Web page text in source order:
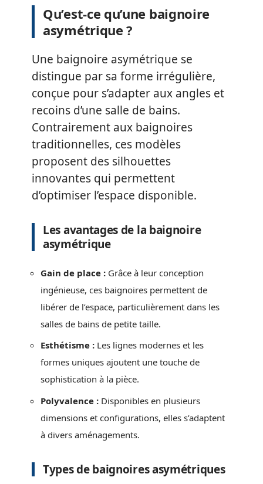
Qu’est-ce qu’une baignoire
asymétrique ?
Une baignoire asymétrique se
distingue par sa forme irrégulière,
conçue pour s’adapter aux angles et
recoins d’une salle de bains.
Contrairement aux baignoires
traditionnelles, ces modèles
proposent des silhouettes
innovantes qui permettent
d’optimiser l’espace disponible.
Les avantages de la baignoire
asymétrique
Gain de place : Grâce à leur conception
ingénieuse, ces baignoires permettent de
libérer de l’espace, particulièrement dans les
salles de bains de petite taille.
Esthétisme : Les lignes modernes et les
formes uniques ajoutent une touche de
sophistication à la pièce.
Polyvalence : Disponibles en plusieurs
dimensions et configurations, elles s’adaptent
à divers aménagements.
Types de baignoires asymétriques